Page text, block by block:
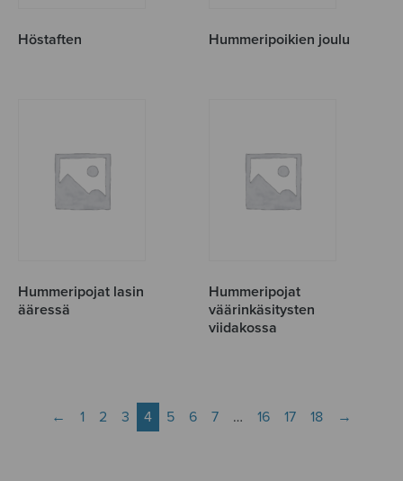
Höstaften Hummeripoikien joulu
Hummeripojat lasin
ääressä
Hummeripojat
väärinkäsitysten
viidakossa
← 1 2 3 4 5 6 7 … 16 17 18 →